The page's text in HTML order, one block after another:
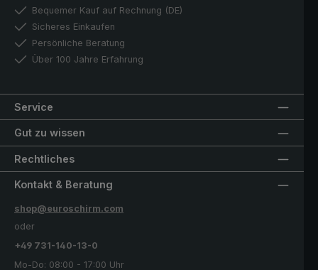
Bequemer Kauf auf Rechnung (DE)
Sicheres Einkaufen
Persönliche Beratung
Über 100 Jahre Erfahrung
Service
Gut zu wissen
Rechtliches
Kontakt & Beratung
shop@euroschirm.com
oder
+49 731-140-13-0
Mo-Do: 08:00 - 17:00 Uhr